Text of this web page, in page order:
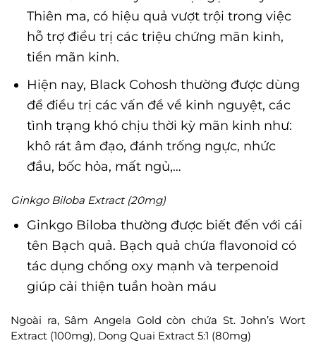
Thiên ma, có hiệu quả vượt trội trong việc
hỗ trợ điều trị các triệu chứng mãn kinh,
tiền mãn kinh.
Hiện nay, Black Cohosh thường được dùng
để điều trị các vấn đề về kinh nguyệt, các
tình trạng khó chịu thời kỳ mãn kinh như:
khô rát âm đạo, đánh trống ngực, nhức
đầu, bốc hỏa, mất ngủ,…
Ginkgo Biloba Extract (20mg)
Ginkgo Biloba thường được biết đến với cái
tên Bạch quả. Bạch quả chứa flavonoid có
tác dụng chống oxy mạnh và terpenoid
giúp cải thiện tuần hoàn máu
Ngoài ra, Sâm Angela Gold còn chứa St. John’s Wort
Extract (100mg), Dong Quai Extract 5:1 (80mg)